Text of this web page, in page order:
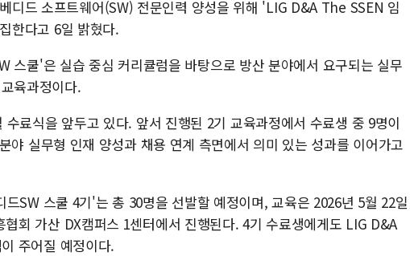
디드 소프트웨어(SW) 전문인력 양성을 위해 'LIG D&A The SSEN 임
한다고 6일 밝혔다.
스쿨'은 실습 중심 커리큘럼을 바탕으로 방산 분야에서 요구되는 실무
육과정이다.
료식을 앞두고 있다. 앞서 진행된 2기 교육과정에서 수료생 중 9명이
야 실무형 인재 양성과 채용 연계 측면에서 의미 있는 성과를 이어가고
SW 스쿨 4기'는 총 30명을 선발할 예정이며, 교육은 2026년 5월 22일
회 가산 DX캠퍼스 1센터에서 진행된다. 4기 수료생에게도 LIG D&A
주어질 예정이다.